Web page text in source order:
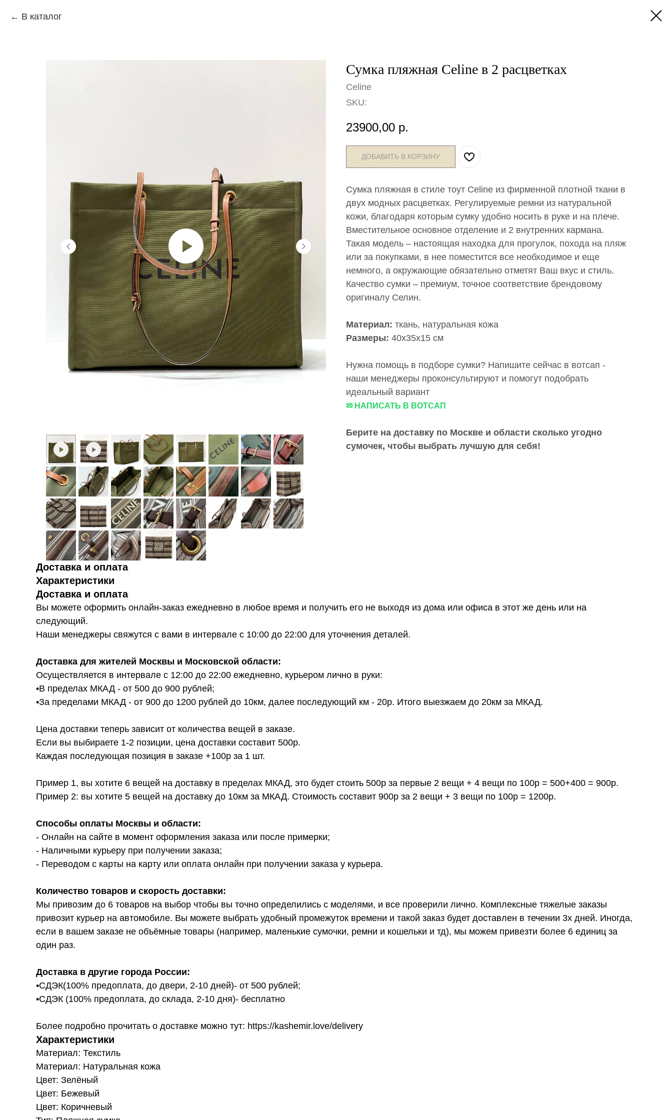
В каталог
Сумка пляжная Celine в 2 расцветках
Celine
SKU:
23900,00 р.
ДОБАВИТЬ В КОРЗИНУ
Сумка пляжная в стиле тоут Celine из фирменной плотной ткани в
двух модных расцветках. Регулируемые ремни из натуральной
кожи, благодаря которым сумку удобно носить в руке и на плече.
Вместительное основное отделение и 2 внутренних кармана.
Такая модель – настоящая находка для прогулок, похода на пляж
или за покупками, в нее поместится все необходимое и еще
немного, а окружающие обязательно отметят Ваш вкус и стиль.
Качество сумки – премиум, точное соответствие брендовому
оригиналу Селин.
Материал: ткань, натуральная кожа
Размеры: 40x35x15 см
Нужна помощь в подборе сумки? Напишите сейчас в вотсап -
наши менеджеры проконсультируют и помогут подобрать
идеальный вариант
✉ НАПИСАТЬ В ВОТСАП
Берите на доставку по Москве и области сколько угодно
сумочек, чтобы выбрать лучшую для себя!
Доставка и оплата
Характеристики
Доставка и оплата
Вы можете оформить онлайн-заказ ежедневно в любое время и получить его не выходя из дома или офиса в этот же день или на
следующий.
Наши менеджеры свяжутся с вами в интервале с 10:00 до 22:00 для уточнения деталей.
Доставка для жителей Москвы и Московской области:
Осуществляется в интервале с 12:00 до 22:00 ежедневно, курьером лично в руки:
•В пределах МКАД - от 500 до 900 рублей;
•За пределами МКАД - от 900 до 1200 рублей до 10км, далее последующий км - 20р. Итого выезжаем до 20км за МКАД.
Цена доставки теперь зависит от количества вещей в заказе.
Если вы выбираете 1-2 позиции, цена доставки составит 500р.
Каждая последующая позиция в заказе +100р за 1 шт.
Пример 1, вы хотите 6 вещей на доставку в пределах МКАД, это будет стоить 500р за первые 2 вещи + 4 вещи по 100р = 500+400 = 900р.
Пример 2: вы хотите 5 вещей на доставку до 10км за МКАД. Стоимость составит 900р за 2 вещи + 3 вещи по 100р = 1200р.
Способы оплаты Москвы и области:
- Онлайн на сайте в момент оформления заказа или после примерки;
- Наличными курьеру при получении заказа;
- Переводом с карты на карту или оплата онлайн при получении заказа у курьера.
Количество товаров и скорость доставки:
Мы привозим до 6 товаров на выбор чтобы вы точно определились с моделями, и все проверили лично. Комплексные тяжелые заказы
привозит курьер на автомобиле. Вы можете выбрать удобный промежуток времени и такой заказ будет доставлен в течении 3х дней. Иногда,
если в вашем заказе не объёмные товары (например, маленькие сумочки, ремни и кошельки и тд), мы можем привезти более 6 единиц за
один раз.
Доставка в другие города России:
•СДЭК(100% предоплата, до двери, 2-10 дней)- от 500 рублей;
•СДЭК (100% предоплата, до склада, 2-10 дня)- бесплатно
Более подробно прочитать о доставке можно тут: https://kashemir.love/delivery
Характеристики
Материал: Текстиль
Материал: Натуральная кожа
Цвет: Зелёный
Цвет: Бежевый
Цвет: Коричневый